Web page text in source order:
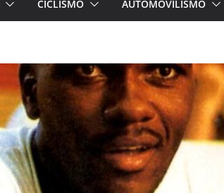
CICLISMO AUTOMOVILISMO